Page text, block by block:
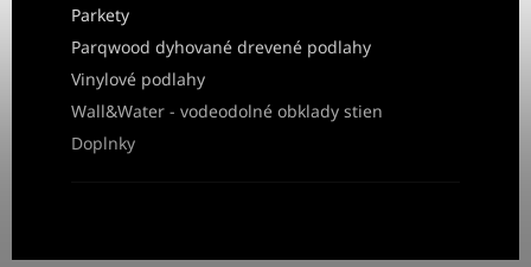
Parkety
Parqwood dyhované drevené podlahy
Vinylové podlahy
Wall&Water - vodeodolné obklady stien
Doplnky